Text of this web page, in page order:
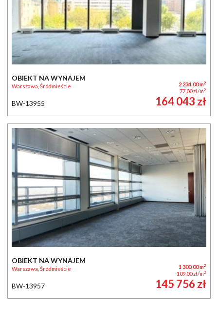
OBIEKT NA WYNAJEM
Warszawa, Śródmieście 2 234,00 m2
77,00 zł/m2
BW-13955 164 043 zł
OBIEKT NA WYNAJEM
Warszawa, Śródmieście 1 300,00 m2
109,00 zł/m2
BW-13957 145 756 zł